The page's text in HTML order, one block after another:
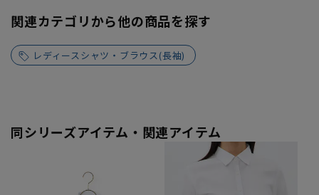
関連カテゴリから他の商品を探す
レディースシャツ・ブラウス(長袖)
同シリーズアイテム・関連アイテム